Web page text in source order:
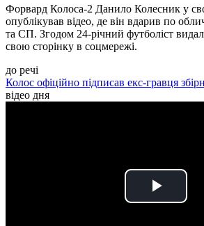
Форвард Колоса-2 Данило Колесник у
опублікував відео, де він вдарив по
та СП. Згодом 24-річний футболіст
свою сторінку в соцмережі.
до речі
Колос офіційно підписав екс-гравця
відео дня
Play